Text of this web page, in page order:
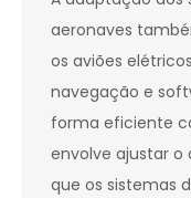
aeronaves
os aviões
navegação e
forma eficiente
envolve ajustar o
que os sistemas